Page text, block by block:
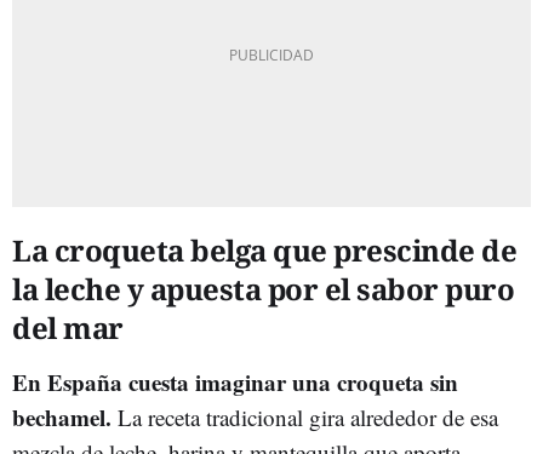
La croqueta belga que prescinde de
la leche y apuesta por el sabor puro
del mar
En España cuesta imaginar una croqueta sin
bechamel. La receta tradicional gira alrededor de esa